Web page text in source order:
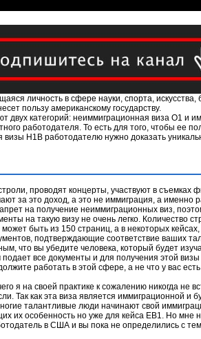
личность в сфере науки, спорта,
пользу американскому государству.
двух категорий: неиммиграционная виза О1
работодателя. То есть для того, чтобы ее
H1B работодателю нужно доказать
проводят концерты, участвуют в съемках
за это доход, а это не иммиграция, а именно
на получение неиммиграционных виз,
на такую визу не очень легко.
может быть из 150 страниц, а в некоторых
подтверждающие соответствие ваших
что вы убедите человека, который будет
все документы и для получения этой
работать в этой сфере, а не что у вас
я на своей практике к сожалению никогда не
Так как эта виза является иммиграционной
талантливые люди начинают свой
их особенность но уже для кейса ЕB1. Но мне
в США и вы пока не определились с